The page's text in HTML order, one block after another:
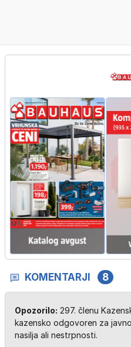
KOMENTARJI 8
Opozorilo: 297. členu
kazensko odgovoren za
nasilja ali nestrpnosti.